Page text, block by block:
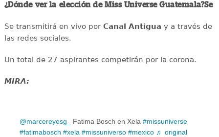
¿Dónde ver la elección de Miss Universe Guatemala?Se
Se transmitirá en vivo porCanal Antigua y a través de
las redes sociales.
Un total de 27 aspirantes competirán por la corona.
MIRA:
@marcereyesg_ Fatima Bosch en Xela #missuniverse
#fatimabosch #xela #missuniverso #mexico ♬ original